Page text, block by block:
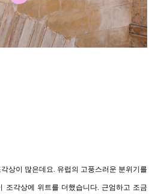
상이 많은데요. 유럽의 고풍스러운 분위기를
조각상에 위트를 더했습니다. 근엄하고 조금